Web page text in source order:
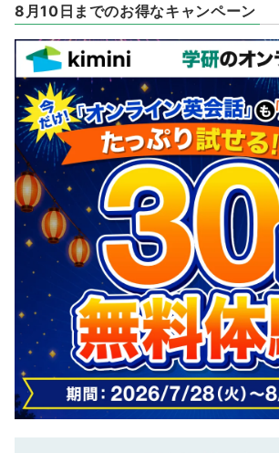
8月10日までのお得なキャンペーン